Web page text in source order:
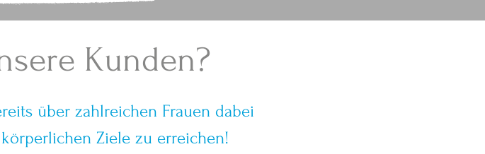
Kunden?
über zahlreichen Frauen dabei
Ziele zu erreichen!